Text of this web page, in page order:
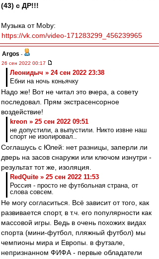
(43) с ДР!!!
Музыка от Moby:
https://vk.com/video-171283299_456239965
Argos -
26 сен 2022 00:17
Леонидыч » 24 сен 2022 23:38
Ебни на ночь коньячку
Надо же! Вот не читал это вчера, а совету
последовал. Прям экстрасенсорное
воздействие!
kreon » 25 сен 2022 09:51
не допустили, а выпустили. Никто извне наш
спорт не изолировал..
Соглашусь с Юлей: нет разницы, заперли ли
дверь на засов снаружи или ключом изнутри -
результат тот же, изоляция.
RedQuite » 25 сен 2022 11:53
Россия - просто не футбольная страна, от
слова совсем.
Не могу согласиться. Всё зависит от того, как
развивается спорт, в т.ч. его популярности как
массовой игры. Ведь в очень похожих видах
спорта (мини-футбол, пляжный футбол) мы
чемпионы мира и Европы. в футзале,
непризнанном ФИФА - первые обладатели